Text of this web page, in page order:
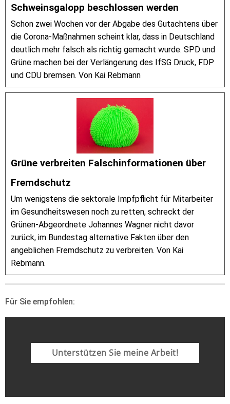
Schweinsgalopp beschlossen werden
Schon zwei Wochen vor der Abgabe des Gutachtens über
die Corona-Maßnahmen scheint klar, dass in Deutschland
deutlich mehr falsch als richtig gemacht wurde. SPD und
Grüne machen bei der Verlängerung des IfSG Druck, FDP
und CDU bremsen. Von Kai Rebmann
Grüne verbreiten Falschinformationen über
Fremdschutz
Um wenigstens die sektorale Impfpflicht für Mitarbeiter
im Gesundheitswesen noch zu retten, schreckt der
Grünen-Abgeordnete Johannes Wagner nicht davor
zurück, im Bundestag alternative Fakten über den
angeblichen Fremdschutz zu verbreiten. Von Kai
Rebmann.
Für Sie empfohlen:
Unterstützen Sie meine Arbeit!